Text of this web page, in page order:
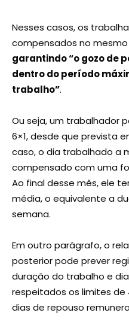
Nesses casos, os
compensados no mesmo
garantindo “o gozo de
dentro do período
trabalho”.
Ou seja, um trabalhador
6×1, desde que prevista
caso, o dia trabalhado a
compensado com uma
Ao final desse mês, ele
média, o equivalente a
semana.
Em outro parágrafo, o
posterior pode prever
duração do trabalho e
respeitados os limites de
dias de repouso